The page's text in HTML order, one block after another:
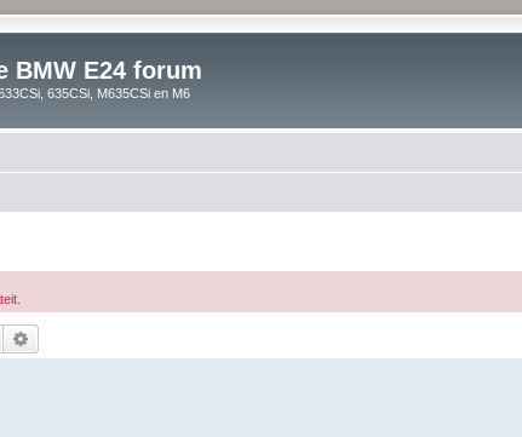
BMW E24 forum
635CSi, M635CSi en M6
Zoek